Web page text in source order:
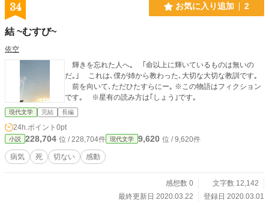
34 お気に入り追加 2
結 ~むすび~
依空
輝きを忘れた人へ｡ ｢命以上に輝いているものは無いの
だ｡｣ これは､僕が姉から教わった､大切な大切な教訓です｡
前を向いて､ただひたすらにー｡ ※この物語はフィクション
です｡ ※星有の読み方は｢しょう｣です｡
現代文学 完結 長編
24h.ポイント 0pt
小説 228,704 位 / 228,704件 現代文学 9,620 位 / 9,620件
病気 死 切ない 感動
感想数 0
文字数 12,142
最終更新日 2020.03.22
登録日 2020.03.01